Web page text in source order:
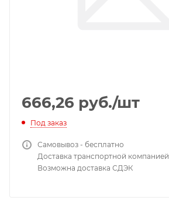
666,26 руб./шт
Под заказ
Самовывоз - бесплатно
Доставка транспортной компанией
Возможна доставка СДЭК